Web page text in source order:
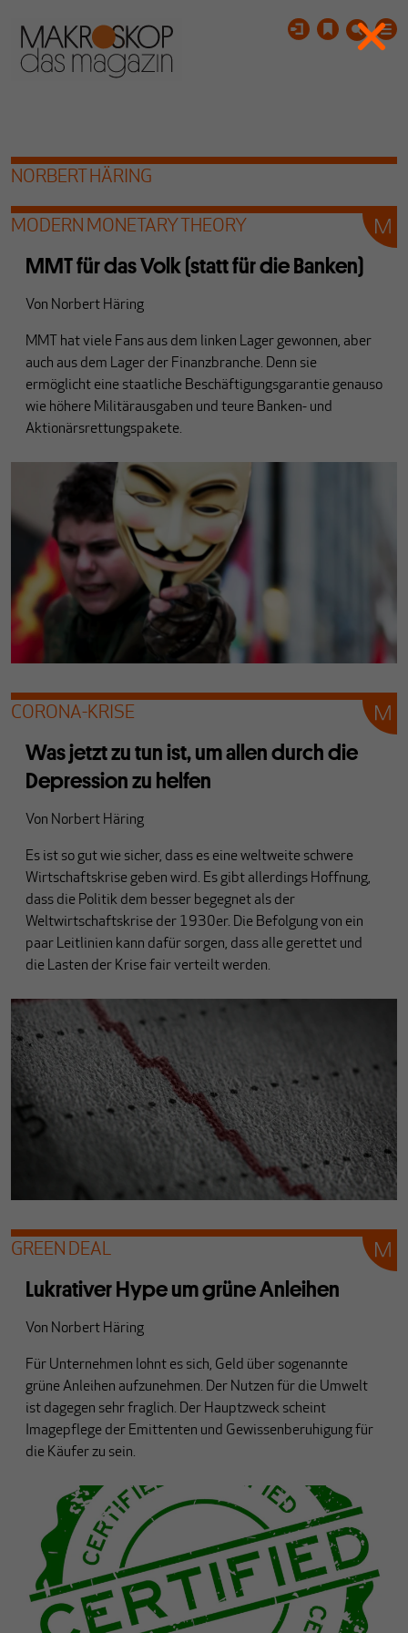
NORBERT HÄRING
MODERN MONETARY THEORY
MMT für das Volk (statt für die Banken)
Von Norbert Häring
MMT hat viele Fans aus dem linken Lager gewonnen, aber
auch aus dem Lager der Finanzbranche. Denn sie
ermöglicht eine staatliche Beschäftigungsgarantie genauso
wie höhere Militärausgaben und teure Banken- und
Aktionärsrettungspakete.
CORONA-KRISE
Was jetzt zu tun ist, um allen durch die
Depression zu helfen
Von Norbert Häring
Es ist so gut wie sicher, dass es eine weltweite schwere
Wirtschaftskrise geben wird. Es gibt allerdings Hoffnung,
dass die Politik dem besser begegnet als der
Weltwirtschaftskrise der 1930er. Die Befolgung von ein
paar Leitlinien kann dafür sorgen, dass alle gerettet und
die Lasten der Krise fair verteilt werden.
GREEN DEAL
Lukrativer Hype um grüne Anleihen
Von Norbert Häring
Für Unternehmen lohnt es sich, Geld über sogenannte
grüne Anleihen aufzunehmen. Der Nutzen für die Umwelt
ist dagegen sehr fraglich. Der Hauptzweck scheint
Imagepflege der Emittenten und Gewissenberuhigung für
die Käufer zu sein.